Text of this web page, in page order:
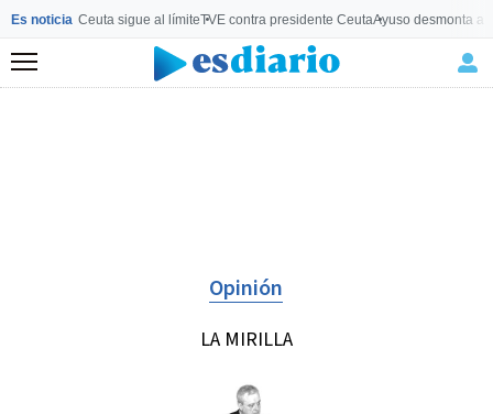
Es noticia Ceuta sigue al límiteTVE contra presidente CeutaAyuso desmonta a
Menú
Opinión
LA MIRILLA